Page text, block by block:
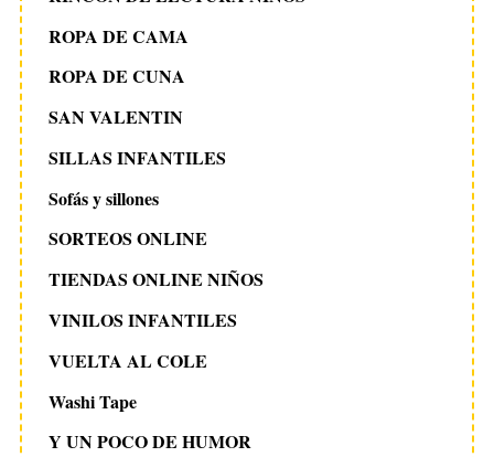
ROPA DE CAMA
ROPA DE CUNA
SAN VALENTIN
SILLAS INFANTILES
Sofás y sillones
SORTEOS ONLINE
TIENDAS ONLINE NIÑOS
VINILOS INFANTILES
VUELTA AL COLE
Washi Tape
Y UN POCO DE HUMOR